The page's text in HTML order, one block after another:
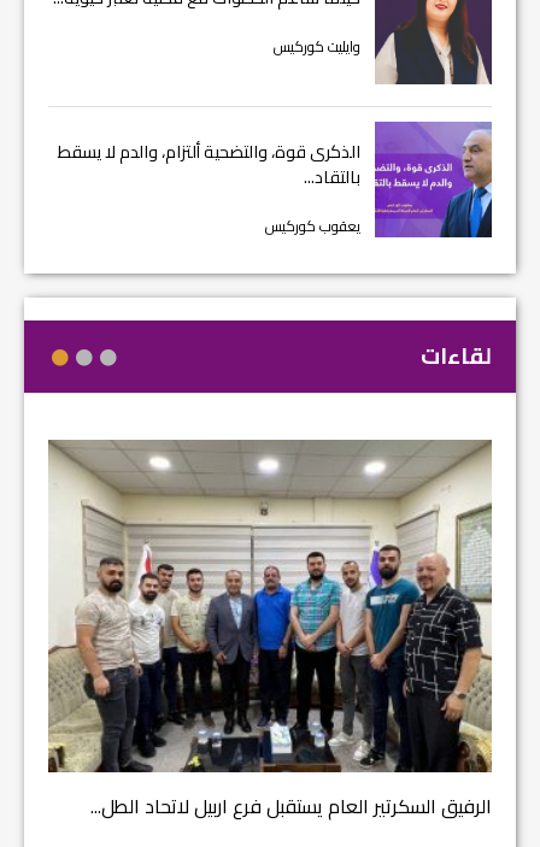
وايليت كوركيس
الذكرى قوة، والتضحية ألتزام، والدم لا يسقط
بالتقاد...
يعقوب كوركيس
لقاءات
الرفيق السكرتير العام يستقبل فرع اربيل لاتحاد الطل...